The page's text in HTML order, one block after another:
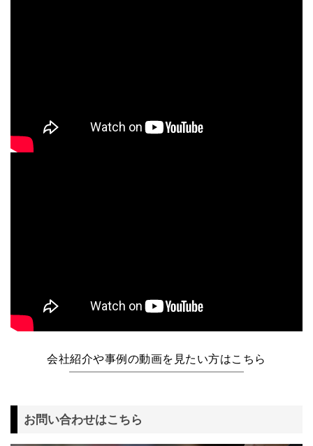
会社紹介や事例の動画を見たい方はこちら
お問い合わせはこちら